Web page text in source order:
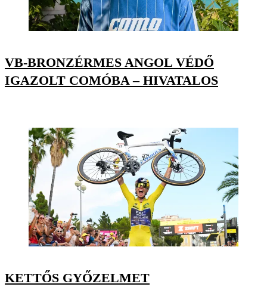
VB-BRONZÉRMES ANGOL VÉDŐ
IGAZOLT COMÓBA – HIVATALOS
KETTŐS GYŐZELMET